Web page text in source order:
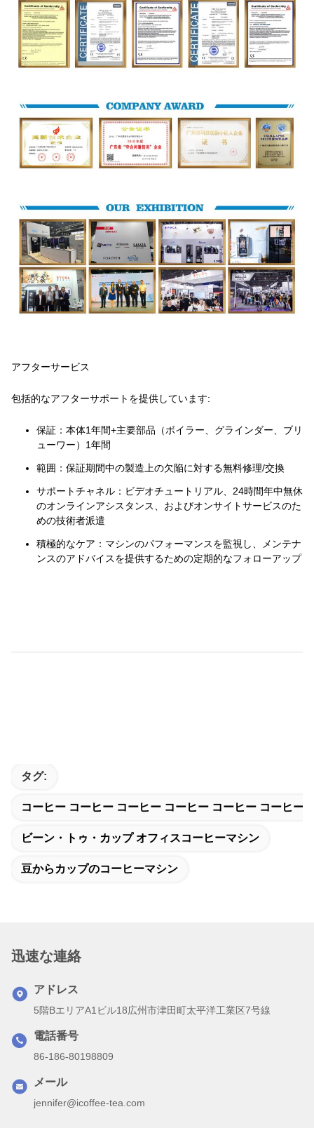
アフターサービス
包括的なアフターサポートを提供しています:
保証： 本体1年間+主要部品（ボイラー、グラインダー、ブリ
ューワー）1年間
範囲： 保証期間中の製造上の欠陥に対する無料修理/交換
サポートチャネル： ビデオチュートリアル、24時間年中無休
のオンラインアシスタンス、およびオンサイトサービスのた
めの技術者派遣
積極的なケア： マシンのパフォーマンスを監視し、メンテナ
ンスのアドバイスを提供するための定期的なフォローアップ
タグ:
コーヒー コーヒー コーヒー コーヒー コーヒー コーヒー
ビーン・トゥ・カップ オフィスコーヒーマシン
豆からカップのコーヒーマシン
迅速な連絡
アドレス
5階BエリアA1ビル18広州市津田町太平洋工業区7号線
電話番号
86-186-80198809
メール
jennifer@icoffee-tea.com